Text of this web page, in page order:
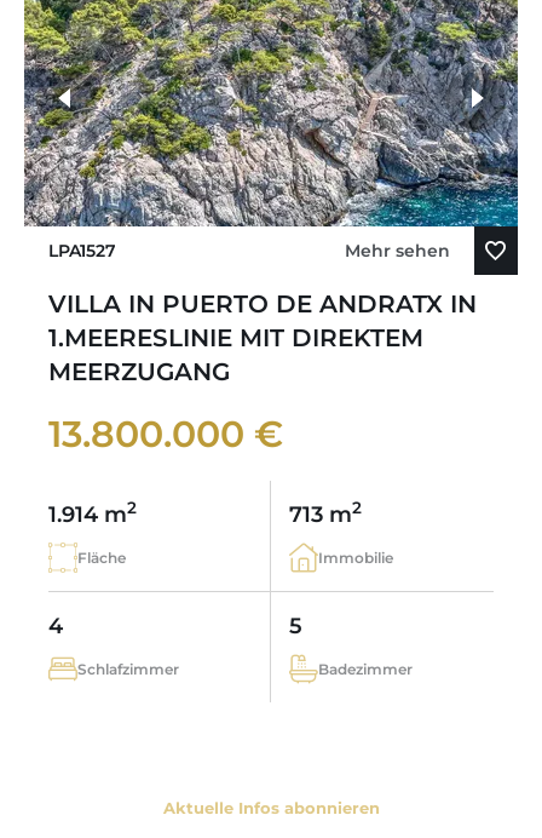
LPA1527 Mehr sehen
VILLA IN PUERTO DE ANDRATX IN
1.MEERESLINIE MIT DIREKTEM
MEERZUGANG
13.800.000 €
1.914 m2
Fläche
713 m2
Immobilie
4
Schlafzimmer
5
Badezimmer
Aktuelle Infos abonnieren